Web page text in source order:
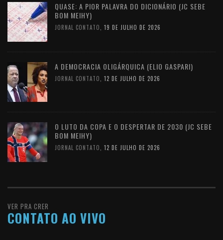
QUASE: A PIOR PALAVRA DO DICIONÁRIO (JC SEBE
BOM MEIHY)
JORNAL CONTATO 19 DE JULHO DE 2026
A DEMOCRACIA OLIGÁRQUICA (ELIO GASPARI)
JORNAL CONTATO 12 DE JULHO DE 2026
O LUTO DA COPA E O DESPERTAR DE 2030 (JC SEBE
BOM MEIHY)
JORNAL CONTATO 12 DE JULHO DE 2026
VER PRA CRER
CONTATO AO VIVO